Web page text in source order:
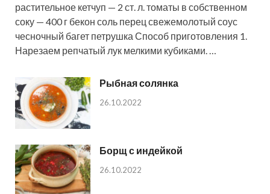
растительное кетчуп — 2 ст. л. томаты в собственном
соку — 400 г бекон соль перец свежемолотый соус
чесночный багет петрушка Способ приготовления 1.
Нарезаем репчатый лук мелкими кубиками. …
Рыбная солянка
26.10.2022
Борщ с индейкой
26.10.2022